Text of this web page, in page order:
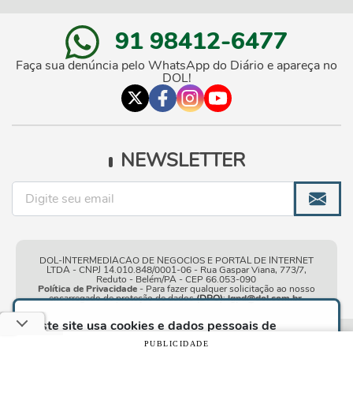
Este site usa cookies e dados pessoais de
acordo com os nossosTermos de Uso e Política
e, ao continuar navegando neste
91 98412-6477
Faça sua denúncia pelo WhatsApp do Diário e apareça no
DOL!
NEWSLETTER
DOL-INTERMEDIACAO DE NEGOCIOS E PORTAL DE INTERNET
LTDA - CNPJ 14.010.848/0001-06 - Rua Gaspar Viana, 773/7,
Reduto - Belém/PA - CEP 66.053-090
Política de Privacidade- Para fazer qualquer solicitação ao nosso
encarregado de proteção de dados(DPO):lgpd@dol.com.br.
| © Copyright 2010-2026 DOL - Diário
PUBLICIDADE